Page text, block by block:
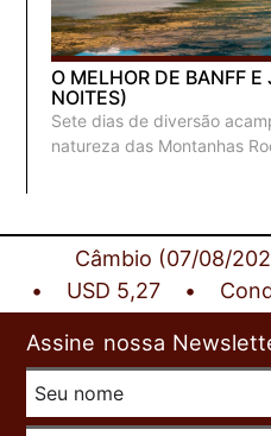
O MELHOR DE BANFF
NOITES)
Sete dias de diversão
natureza das Montanhas
Câmbio (07/08/
USD 5,27
Assine nossa